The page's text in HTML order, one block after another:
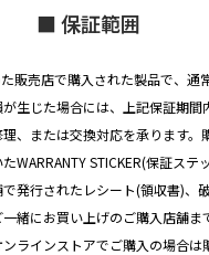
■ 保証範囲
販売店で購入された製品で、通
生じた場合には、上記保証期間
理、または交換対応を承ります。
WARRANTY STICKER(保証ステ
発行されたレシート(領収書)、
緒にお買い上げのご購入店舗ま
ラインストアでご購入の場合は